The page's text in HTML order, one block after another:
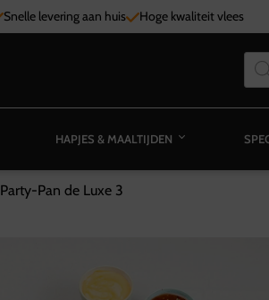
Snelle levering aan huis Hoge kwaliteit vlees
HAPJES & MAALTIJDEN
Party-Pan de Luxe 3